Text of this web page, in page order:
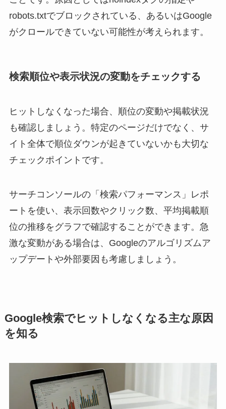
robots.txtでブロックされている、あるいはGoogle
がクロールできていない可能性が考えられます。
検索順位や表示状況の変動をチェックする
ヒットしなくなった場合、順位の変動や掲載状況
も確認しましょう。特定のページだけでなく、サ
イト全体で順位ダウンが起きていないかも大切な
チェックポイントです。
サーチコンソールの「検索パフォーマンス」レポ
ートを使い、表示回数やクリック数、平均掲載順
位の推移をグラフで確認することができます。急
激な変動がある場合は、Googleのアルゴリズムア
ップデートや外部要因も考慮しましょう。
Google検索でヒットしなくなる主な原因
を知る